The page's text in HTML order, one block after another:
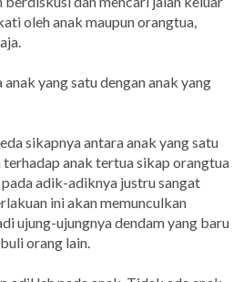
oleh anak maupun orangtua,
yang satu dengan anak yang
sikapnya antara anak yang satu
terhadap anak tertua sikap orangtua
adik-adiknya justru sangat
ini akan memunculkan
ujung-ujungnya dendam yang baru
orang lain.